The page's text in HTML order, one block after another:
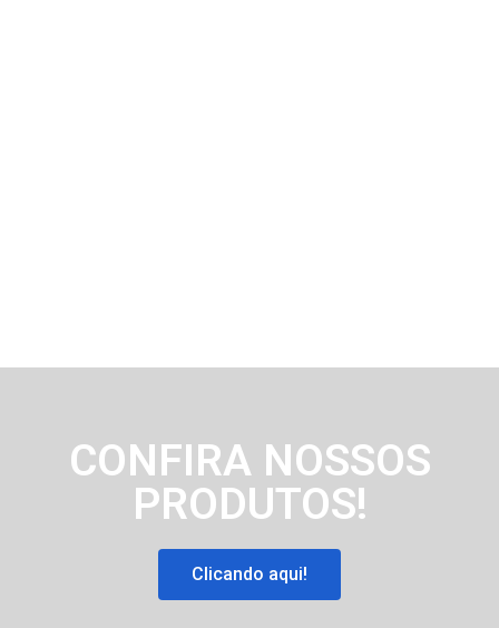
CONFIRA NOSSOS
PRODUTOS!
Clicando aqui!